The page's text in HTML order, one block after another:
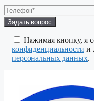
Оставьте
это
поле
пустым.
Нажимая кнопку, я
конфиденциальности и
персональных данных.